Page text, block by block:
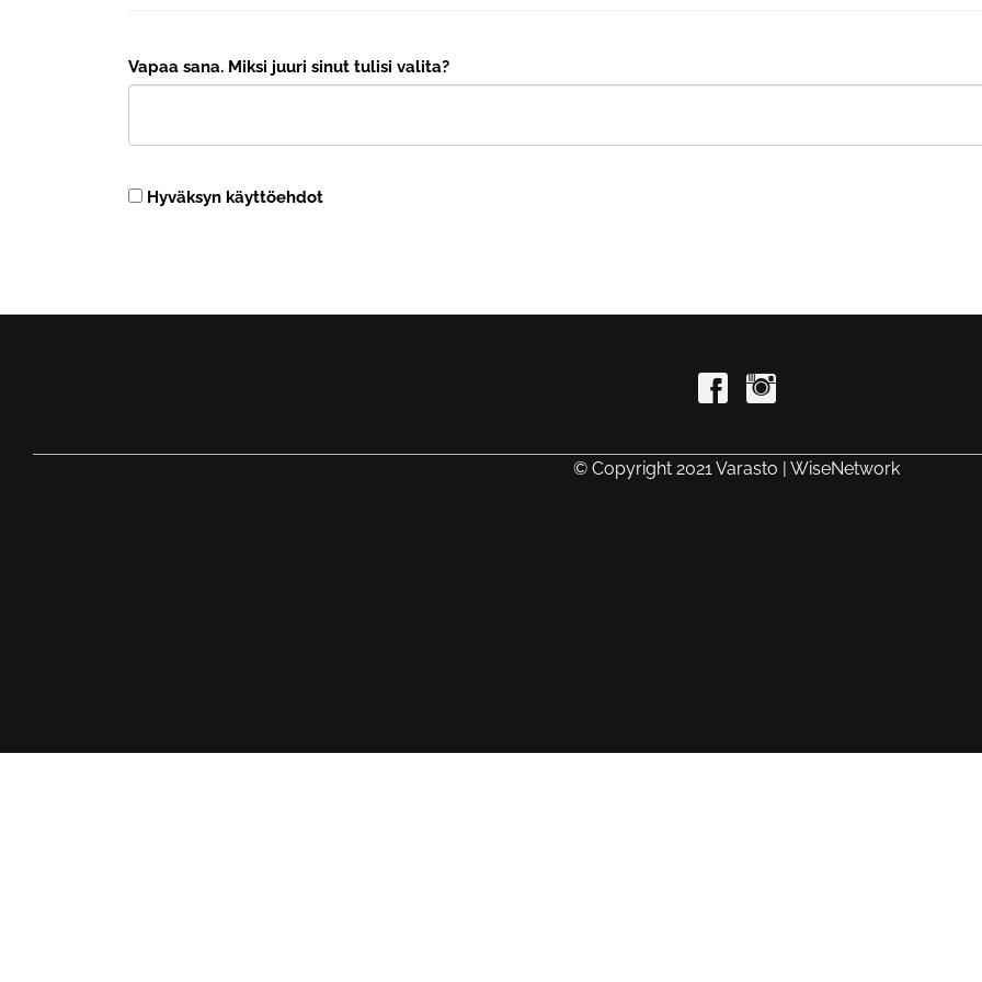
Vapaa sana. Miksi juuri sinut tulisi valita?
Hyväksyn käyttöehdot
© Copyright 2021 Varasto | WiseNetwork